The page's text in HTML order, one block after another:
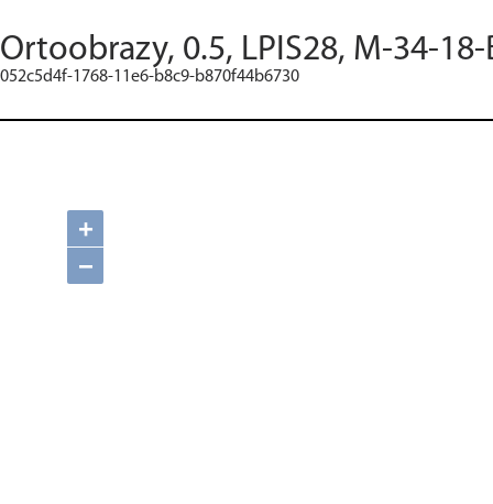
Ortoobrazy, 0.5, LPIS28, M-34-
052c5d4f-1768-11e6-b8c9-b870f44b6730
+
−